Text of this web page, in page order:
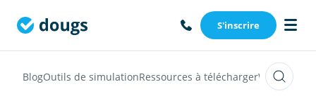
S'inscrire
BlogOutils de simulationRessources à téléchargerWebinars